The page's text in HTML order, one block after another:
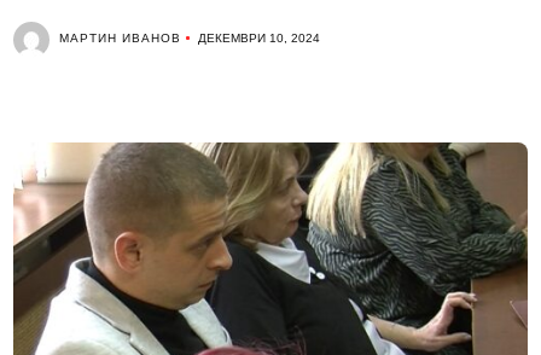
МАРТИН ИВАНОВ ДЕКЕМВРИ 10, 2024